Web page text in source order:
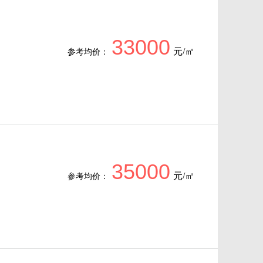
参考均价： 33000 元/㎡
参考均价： 35000 元/㎡